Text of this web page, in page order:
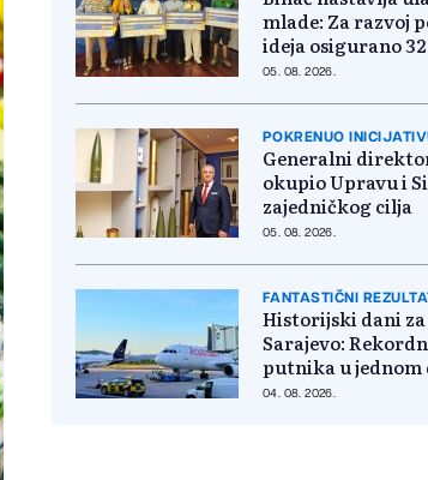
mlade: Za razvoj
ideja osigurano
05. 08. 2026.
POKRENUO
Generalni
okupio Upravu i
zajedničkog cilja
05. 08. 2026.
FANTASTIČNI
Historijski dani
Sarajevo:
putnika u jednom
04. 08. 2026.